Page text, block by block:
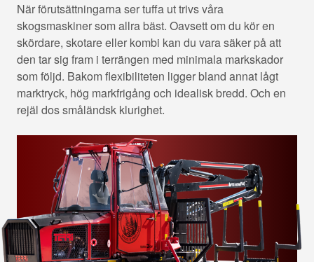
När förutsättningarna ser tuffa ut trivs våra
skogsmaskiner som allra bäst. Oavsett om du kör en
skördare, skotare eller kombi kan du vara säker på att
den tar sig fram i terrängen med minimala markskador
som följd. Bakom flexibiliteten ligger bland annat lågt
marktryck, hög markfrigång och idealisk bredd. Och en
rejäl dos småländsk klurighet.